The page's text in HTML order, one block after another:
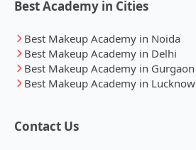
Best Academy in Cities
Best Makeup Academy in Noida
Best Makeup Academy in Delhi
Best Makeup Academy in Gurgaon
Best Makeup Academy in Lucknow
Contact Us